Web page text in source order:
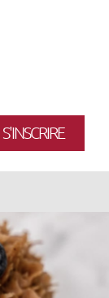
S'INSCRIRE